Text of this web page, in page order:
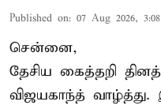
Published on: 07 Aug 2026,
சென்னை,
தேசிய கைத்தறி
விஜயகாந்த் வாழ்த்து.